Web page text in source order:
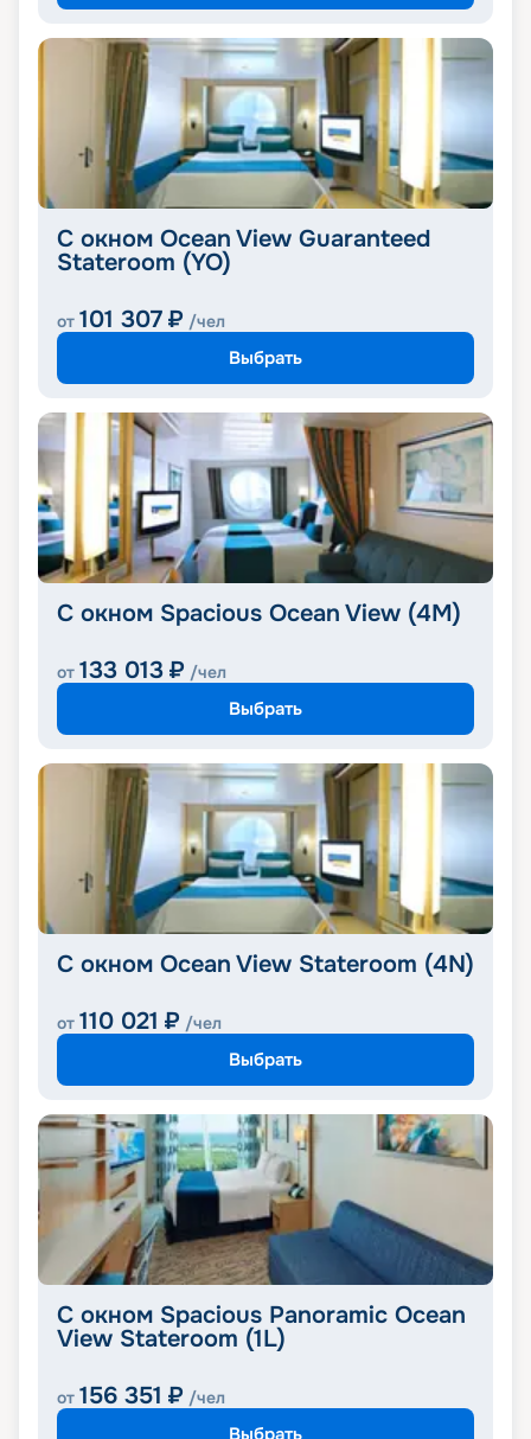
С окном Ocean View Guaranteed
Stateroom (YO)
от 101 307 ₽ /чел
Выбрать
С окном Spacious Ocean View (4M)
от 133 013 ₽ /чел
Выбрать
С окном Ocean View Stateroom (4N)
от 110 021 ₽ /чел
Выбрать
С окном Spacious Panoramic Ocean
View Stateroom (1L)
от 156 351 ₽ /чел
Выбрать